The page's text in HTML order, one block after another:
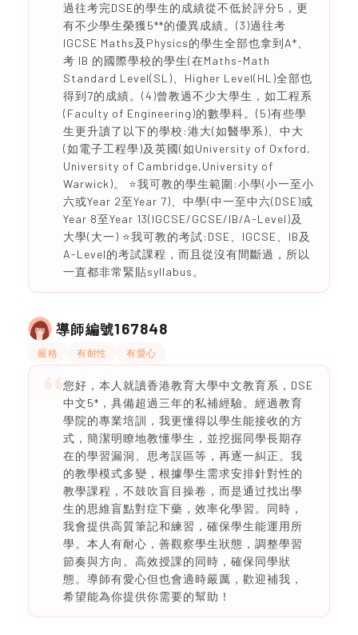
過往考完DSE的學生的成績從不低於評分5，更
有不少學生榮獲5**的優異成績。(3)過往考
IGCSE Maths及Physics的學生全部也拿到A*、
考 IB 的國際學校的學生(在Maths-Math
Standard Level(SL)、Higher Level(HL)全部也
得到7的成績。(4)曾教過不少大學生，如工程系
(Faculty of Engineering)的數學科。(5)有些學
生更升讀了以下的學校:港大(如醫學系)、中大
(如電子工程學)及英國(如University of Oxford,
University of Cambridge,University of
Warwick)。 ⭐️我可教的學生範圍:小學(小一至小
六或Year 2至Year 7)、中學(中一至中六(DSE)或
Year 8至Year 13(IGCSE/GCSE/IB/A-Level)及
大學(大一) ⭐️我可教的考試:DSE、IGCSE、IB及
A-Level的考試課程，而且從沒有間斷過，所以
一直都非常緊貼syllabus。
導師編號167848
嚴格 有耐性 有愛心
您好，本人就讀香港教育大學中文教育系，DSE
中文5*，具備超過三年的私補經驗。經過教育
學院的專業培訓，我更懂得以學生能接收的方
式，簡潔明瞭地教懂學生，並挖掘同學長期存
在的學習漏洞、思考誤區等，再逐一糾正。我
的教學模式多變，根據學生需求安排針對性的
教學課程，不鼓吹盲目操卷，而是通过找出學
生的思維盲點對症下藥，效率化學習。同時，
我會提供高質筆記和練習，確保學生能運用所
學。本人有耐心，善觀察學生狀態，調整學習
節奏與方向。高效授課的同時，確保同學狀
態。導師有愛心但也會適時嚴厲，歡迎補我，
希望能為你提供你需要的幫助！